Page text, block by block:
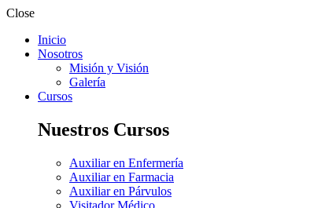
Close
Inicio
Nosotros
Misión y Visión
Galería
Cursos
Nuestros Cursos
Auxiliar en Enfermería
Auxiliar en Farmacia
Auxiliar en Párvulos
Visitador Médico